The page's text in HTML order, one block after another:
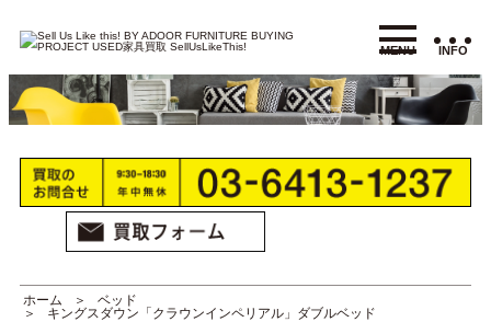
MENU INFO
ホーム
ベッド
キングスダウン「クラウンインペリアル」ダブルベッド